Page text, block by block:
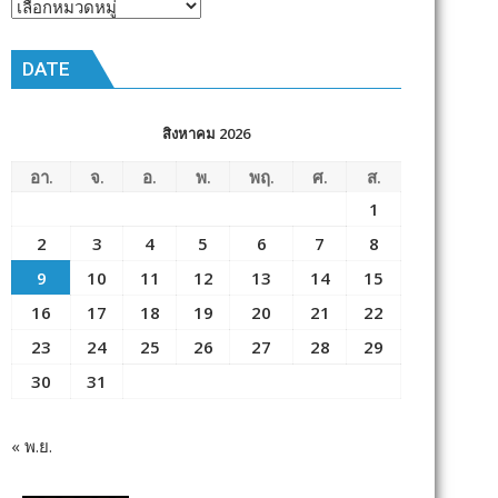
DATE
สิงหาคม 2026
อา. จ. อ. พ. พฤ. ศ.
ส.
1
2
3 4 5 6 7
8
9
10 11 12 13 14
15
16
17 18 19 20 21
22
23
24 25 26 27 28
29
30
31
« พ.ย.